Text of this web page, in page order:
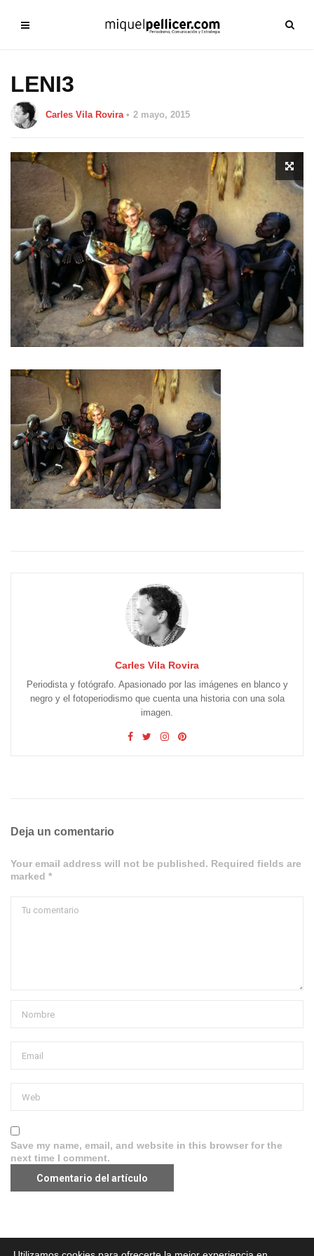
LENI3
Carles Vila Rovira 2 mayo, 2015
Carles Vila Rovira
Periodista y fotógrafo. Apasionado por las imágenes en blanco y
negro y el fotoperiodismo que cuenta una historia con una sola
imagen.
Deja un comentario
Your email address will not be published. Required fields are
marked *
Save my name, email, and website in this browser for the
next time I comment.
Aviso legal·Política de Privacidad·Política de Cookies